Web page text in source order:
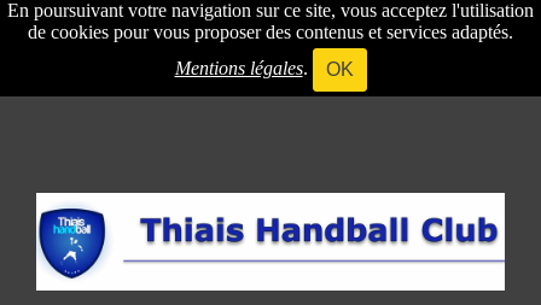
En poursuivant votre navigation sur ce site, vous acceptez l'utilisation
de cookies pour vous proposer des contenus et services adaptés.
Mentions légales. OK